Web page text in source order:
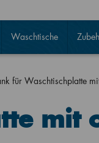
Waschtische
für Waschtischplatte
mit